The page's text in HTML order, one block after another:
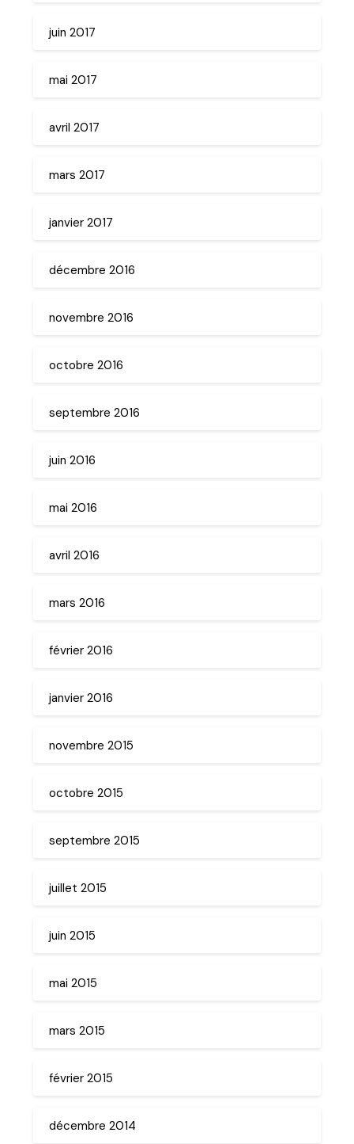
juin 2017
mai 2017
avril 2017
mars 2017
janvier 2017
décembre 2016
novembre 2016
octobre 2016
septembre 2016
juin 2016
mai 2016
avril 2016
mars 2016
février 2016
janvier 2016
novembre 2015
octobre 2015
septembre 2015
juillet 2015
juin 2015
mai 2015
mars 2015
février 2015
décembre 2014